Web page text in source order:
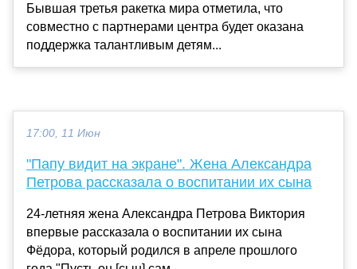
Бывшая третья ракетка мира отметила, что
совместно с партнерами центра будет оказана
поддержка талантливым детям...
17:00, 11 Июн
"Папу видит на экране". Жена Александра
Петрова рассказала о воспитании их сына
24-летняя жена Александра Петрова Виктория
впервые рассказала о воспитании их сына
Фёдора, который родился в апреле прошлого